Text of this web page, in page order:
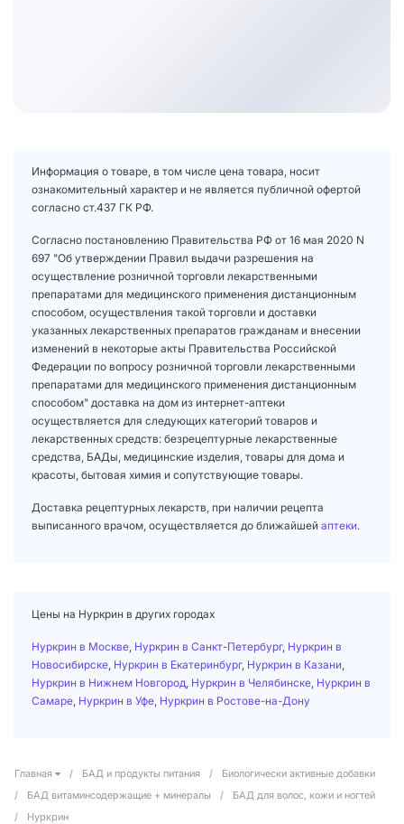
Информация о товаре, в том числе цена товара, носит
ознакомительный характер и не является публичной офертой
согласно ст.437 ГК РФ.
Согласно постановлению Правительства РФ от 16 мая 2020 N
697 "Об утверждении Правил выдачи разрешения на
осуществление розничной торговли лекарственными
препаратами для медицинского применения дистанционным
способом, осуществления такой торговли и доставки
указанных лекарственных препаратов гражданам и внесении
изменений в некоторые акты Правительства Российской
Федерации по вопросу розничной торговли лекарственными
препаратами для медицинского применения дистанционным
способом" доставка на дом из интернет-аптеки
осуществляется для следующих категорий товаров и
лекарственных средств: безрецептурные лекарственные
средства, БАДы, медицинские изделия, товары для дома и
красоты, бытовая химия и сопутствующие товары.
Доставка рецептурных лекарств, при наличии рецепта
выписанного врачом, осуществляется до ближайшей аптеки.
Цены на Нуркрин в других городах
Нуркрин в Москве Нуркрин в Санкт-Петербург, Нуркрин в
Новосибирске Нуркрин в Екатеринбург, Нуркрин в Казани
Нуркрин в Нижнем Новгород Нуркрин в Челябинске Нуркрин в
Самаре Нуркрин в Уфе Нуркрин в Ростове-на-Дону
Главная / БАД и продукты питания /
Биологически активные добавки
/
БАД витаминсодержащие + минералы /
БАД для волос, кожи и ногтей
/
Нуркрин